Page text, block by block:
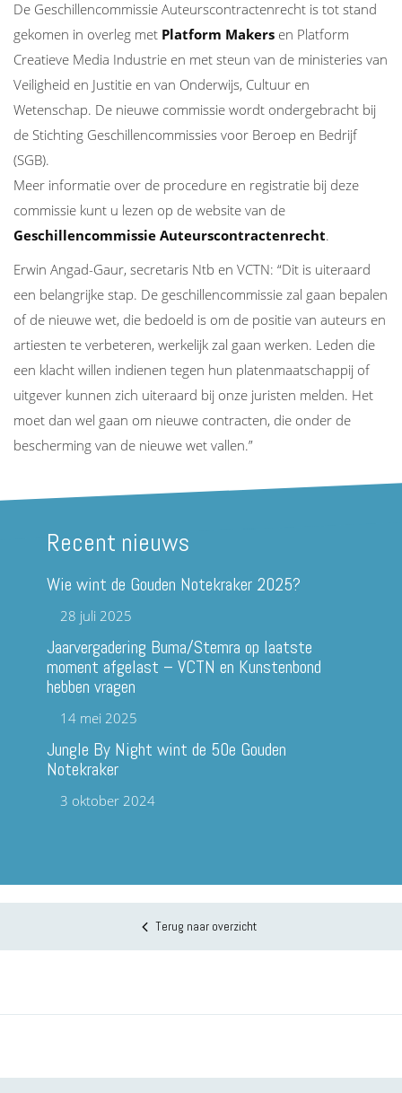
De Geschillencommissie Auteurscontractenrecht is tot stand
gekomen in overleg met Platform Makers en Platform
Creatieve Media Industrie en met steun van de ministeries van
Veiligheid en Justitie en van Onderwijs, Cultuur en
Wetenschap. De nieuwe commissie wordt ondergebracht bij
de Stichting Geschillencommissies voor Beroep en Bedrijf
(SGB).
Meer informatie over de procedure en registratie bij deze
commissie kunt u lezen op de website van de
Geschillencommissie Auteurscontractenrecht.
Erwin Angad-Gaur, secretaris Ntb en VCTN: “Dit is uiteraard
een belangrijke stap. De geschillencommissie zal gaan bepalen
of de nieuwe wet, die bedoeld is om de positie van auteurs en
artiesten te verbeteren, werkelijk zal gaan werken. Leden die
een klacht willen indienen tegen hun platenmaatschappij of
uitgever kunnen zich uiteraard bij onze juristen melden. Het
moet dan wel gaan om nieuwe contracten, die onder de
bescherming van de nieuwe wet vallen.”
Recent nieuws
Wie wint de Gouden Notekraker 2025?
28 juli 2025
Jaarvergadering Buma/Stemra op laatste
moment afgelast – VCTN en Kunstenbond
hebben vragen
14 mei 2025
Jungle By Night wint de 50e Gouden
Notekraker
3 oktober 2024
Terug naar overzicht